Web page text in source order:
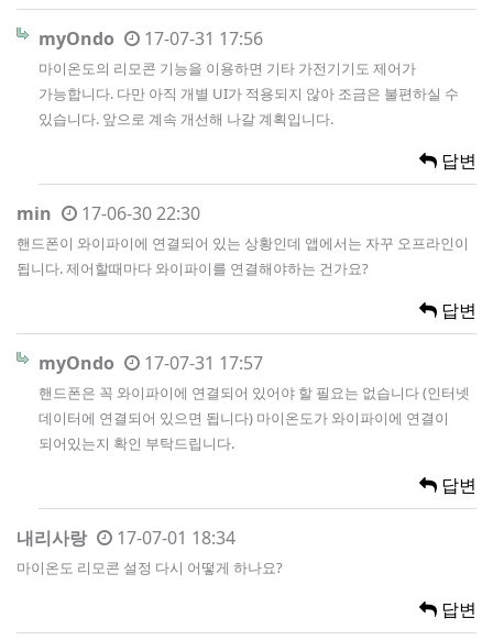
myOndo 17-07-31 17:56
마이온도의 리모콘 기능을 이용하면 기타 가전기기도 제어가
가능합니다. 다만 아직 개별 UI가 적용되지 않아 조금은 불편하실 수
있습니다. 앞으로 계속 개선해 나갈 계획입니다.
답변
min 17-06-30 22:30
핸드폰이 와이파이에 연결되어 있는 상황인데 앱에서는 자꾸 오프라인이
됩니다. 제어할때마다 와이파이를 연결해야하는 건가요?
답변
myOndo 17-07-31 17:57
핸드폰은 꼭 와이파이에 연결되어 있어야 할 필요는 없습니다 (인터넷
데이터에 연결되어 있으면 됩니다) 마이온도가 와이파이에 연결이
되어있는지 확인 부탁드립니다.
답변
내리사랑 17-07-01 18:34
마이온도 리모콘 설정 다시 어떻게 하나요?
답변